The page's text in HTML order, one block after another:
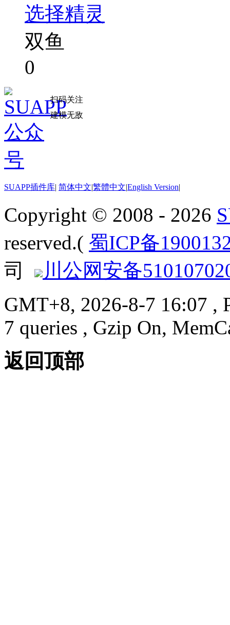
选择精灵
双鱼
0
扫码关注
建模无敌
SUAPP插件库| 简体中文|繁體中文|English Version|
Copyright © 2008 - 2026
reserved.( 蜀ICP备
司
川公网安备
GMT+8, 2026-8-7 16:07 ,
7 queries , Gzip On,
返回顶部